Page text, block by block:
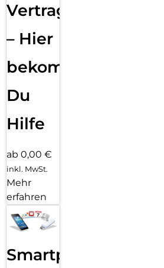
Vertragsabwicklung
– Hier
bekommst
Du
Hilfe
ab 0,00 €
inkl. MwSt.
Mehr
erfahren
Smartphone